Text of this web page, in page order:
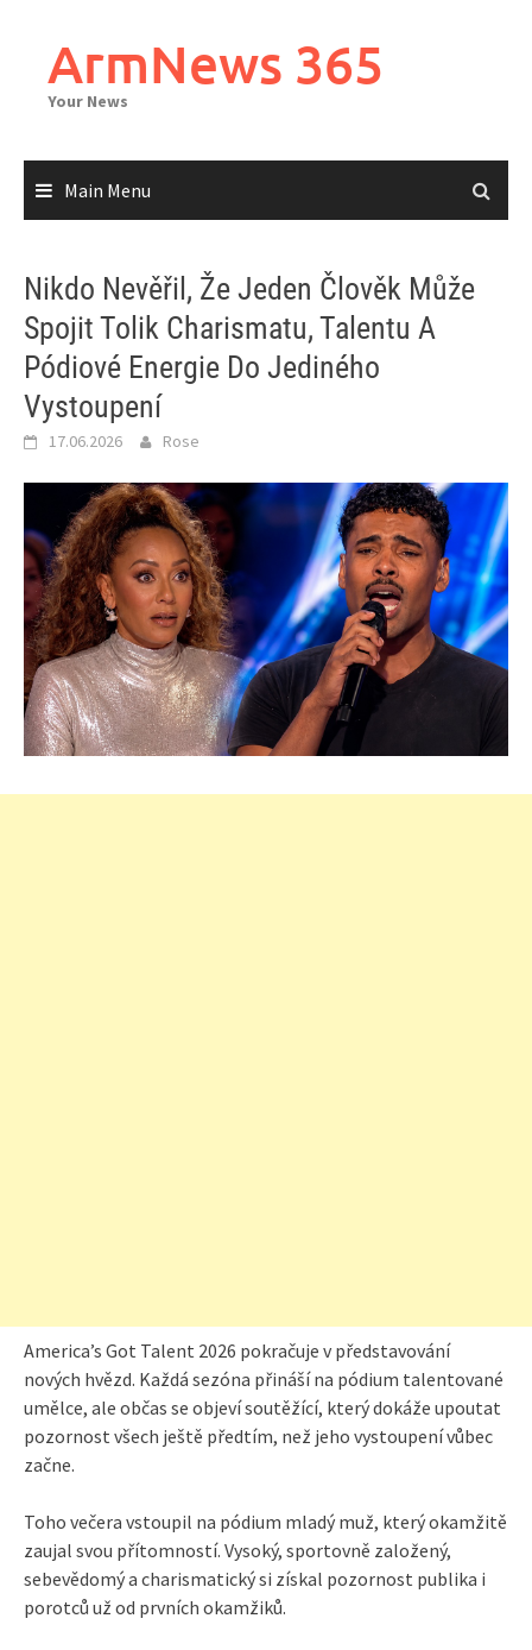
contentArmNews 365
Your News
Main Menu
Nikdo Nevěřil, Že Jeden Člověk Může
Spojit Tolik Charismatu, Talentu A
Pódiové Energie Do Jediného
Vystoupení
17.06.2026 Rose
America’s Got Talent 2026 pokračuje v představování
nových hvězd. Každá sezóna přináší na pódium talentované
umělce, ale občas se objeví soutěžící, který dokáže upoutat
pozornost všech ještě předtím, než jeho vystoupení vůbec
začne.
Toho večera vstoupil na pódium mladý muž, který okamžitě
zaujal svou přítomností. Vysoký, sportovně založený,
sebevědomý a charismatický si získal pozornost publika i
porotců už od prvních okamžiků.